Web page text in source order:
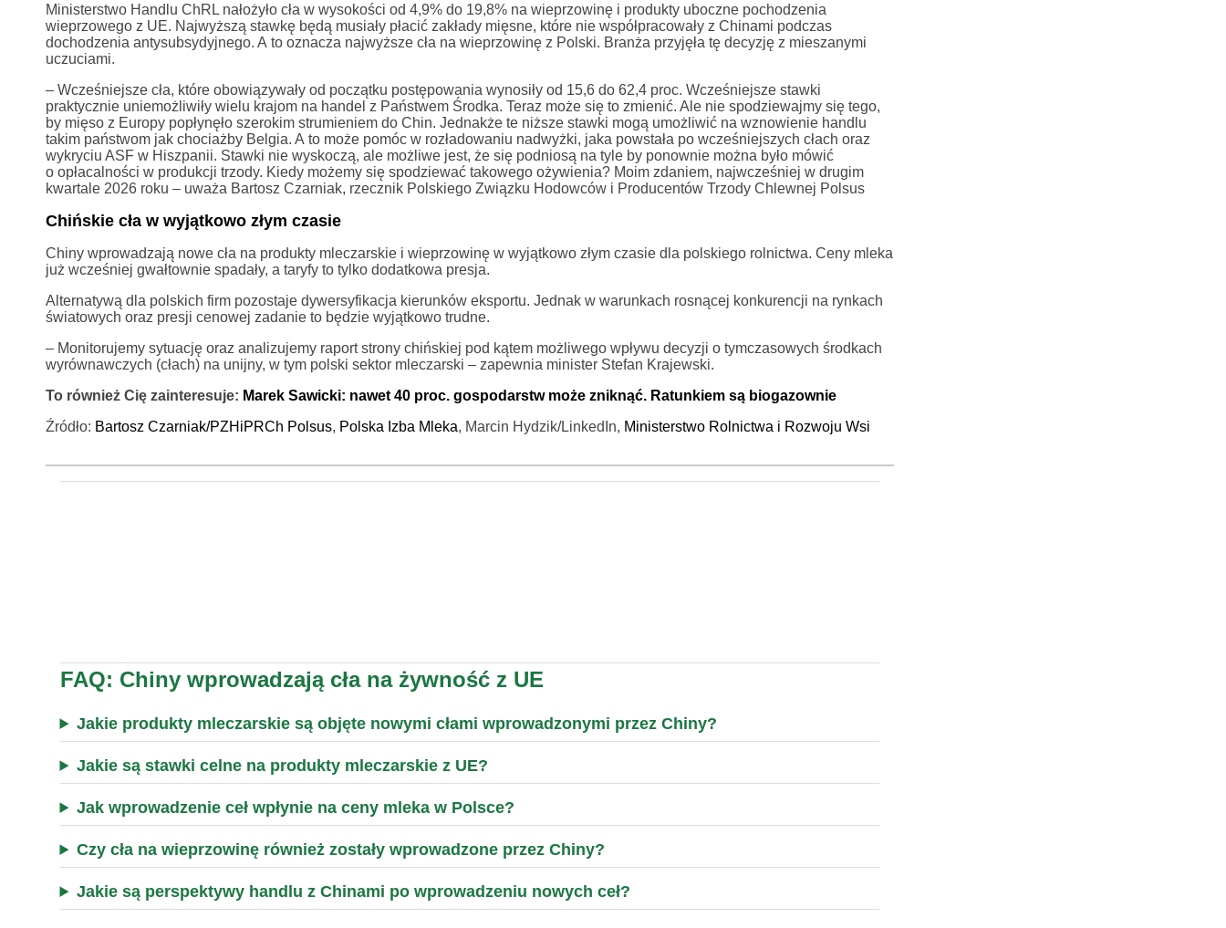
Ministerstwo Handlu ChRL nałożyło cła w wysokości od 4,9% do 19,8% na wieprzowinę i produkty uboczne pochodzenia
wieprzowego z UE. Najwyższą stawkę będą musiały płacić zakłady mięsne, które nie współpracowały z Chinami podczas
dochodzenia antysubsydyjnego. A to oznacza najwyższe cła na wieprzowinę z Polski. Branża przyjęła tę decyzję z mieszanymi
uczuciami.
– Wcześniejsze cła, które obowiązywały od początku postępowania wynosiły od 15,6 do 62,4 proc. Wcześniejsze stawki
praktycznie uniemożliwiły wielu krajom na handel z Państwem Środka. Teraz może się to zmienić. Ale nie spodziewajmy się tego,
by mięso z Europy popłynęło szerokim strumieniem do Chin. Jednakże te niższe stawki mogą umożliwić na wznowienie handlu
takim państwom jak chociażby Belgia. A to może pomóc w rozładowaniu nadwyżki, jaka powstała po wcześniejszych cłach oraz
wykryciu ASF w Hiszpanii. Stawki nie wyskoczą, ale możliwe jest, że się podniosą na tyle by ponownie można było mówić
o opłacalności w produkcji trzody. Kiedy możemy się spodziewać takowego ożywienia? Moim zdaniem, najwcześniej w drugim
kwartale 2026 roku – uważa Bartosz Czarniak, rzecznik Polskiego Związku Hodowców i Producentów Trzody Chlewnej Polsus
Chińskie cła w wyjątkowo złym czasie
Chiny wprowadzają nowe cła na produkty mleczarskie i wieprzowinę w wyjątkowo złym czasie dla polskiego rolnictwa. Ceny mleka
już wcześniej gwałtownie spadały, a taryfy to tylko dodatkowa presja.
Alternatywą dla polskich firm pozostaje dywersyfikacja kierunków eksportu. Jednak w warunkach rosnącej konkurencji na rynkach
światowych oraz presji cenowej zadanie to będzie wyjątkowo trudne.
– Monitorujemy sytuację oraz analizujemy raport strony chińskiej pod kątem możliwego wpływu decyzji o tymczasowych środkach
wyrównawczych (cłach) na unijny, w tym polski sektor mleczarski – zapewnia minister Stefan Krajewski.
To również Cię zainteresuje: Marek Sawicki: nawet 40 proc. gospodarstw może zniknąć. Ratunkiem są biogazownie
Źródło: Bartosz Czarniak/PZHiPRCh Polsus, Polska Izba Mleka, Marcin Hydzik/LinkedIn, Ministerstwo Rolnictwa i Rozwoju Wsi
FAQ: Chiny wprowadzają cła na żywność z UE
Jakie produkty mleczarskie są objęte nowymi cłami wprowadzonymi przez Chiny?
Jakie są stawki celne na produkty mleczarskie z UE?
Jak wprowadzenie ceł wpłynie na ceny mleka w Polsce?
Czy cła na wieprzowinę również zostały wprowadzone przez Chiny?
Jakie są perspektywy handlu z Chinami po wprowadzeniu nowych ceł?